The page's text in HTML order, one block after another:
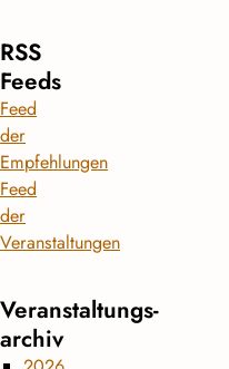
RSS
Feeds
Feed
der
Empfehlungen
Feed
der
Veranstaltungen
Veranstaltungs­
archiv